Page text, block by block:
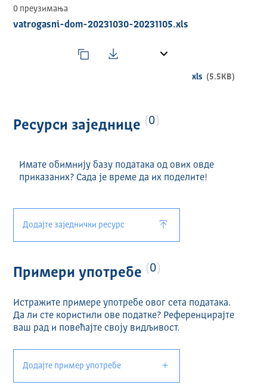
0 преузимања
vatrogasni-dom-20231030-20231105.xls
xls (5.5KB)
Ресурси заједнице 0
Имате обимнију базу података од ових овде
приказаних? Сада је време да их поделите!
Додајте заједнички ресурс
Примери употребе 0
Истражите примере употребе овог сета података.
Да ли сте користили ове податке? Референцирајте
ваш рад и повећајте своју видљивост.
Додајте пример употребе